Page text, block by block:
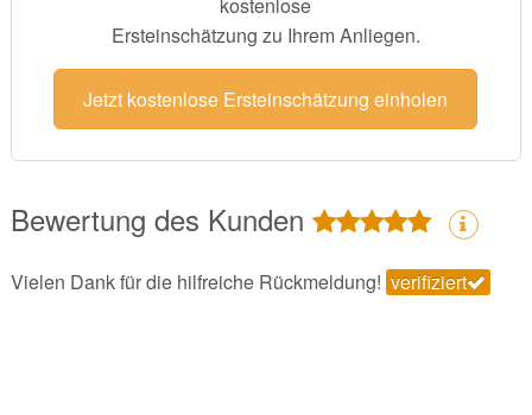
kostenlose
Ersteinschätzung zu Ihrem Anliegen.
Jetzt kostenlose Ersteinschätzung einholen
Bewertung des Kunden
Vielen Dank für die hilfreiche Rückmeldung! verifiziert